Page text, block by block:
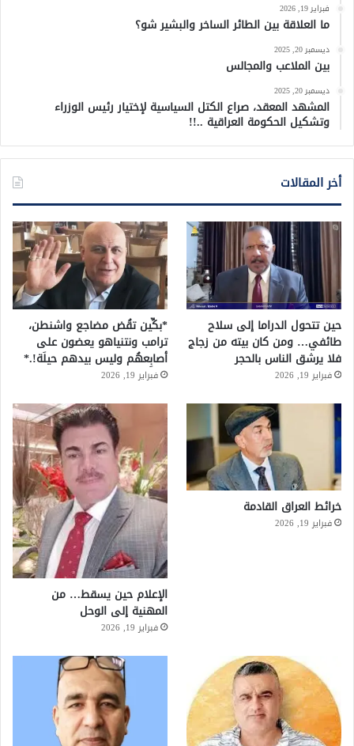
فبراير 19, 2026
ما العلاقة بين الطائر الساخر والبشير شو؟
ديسمبر 20, 2025
بين الملاعب والمجالس
ديسمبر 20, 2025
المشهد المعقد، صراع الكتل السياسية لإختيار رئيس الوزراء
وتشكيل الحكومة العراقية ..!!
أخر المقالات
حين تتحول الدراما إلى سلاح
طائفي… ومن كان بيته من زجاج
فلا يرشق الناس بالحجر
فبراير 19, 2026
*بكِّين تقُض مضاجع واشنطن،
ترامب ونتنياهو يعضون على
أصابِعهُم وليس بيدهم حيلَة!.*
فبراير 19, 2026
خرائط العراق القادمة
فبراير 19, 2026
الإعلام حين يسقط… من
المهنية إلى الوحل
فبراير 19, 2026